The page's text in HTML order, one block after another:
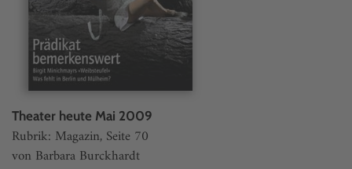
Theater heute Mai 2009
Rubrik: Magazin, Seite 70
von Barbara Burckhardt